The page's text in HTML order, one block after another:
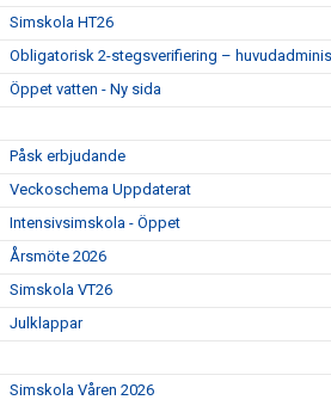
HJÄLP TILL I LJUNGBY SS
Simskola HT26
Obligatorisk 2-stegsverifiering –
Öppet vatten - Ny sida
Påsk erbjudande
Veckoschema Uppdaterat
Intensivsimskola - Öppet
Årsmöte 2026
Simskola VT26
Julklappar
Simskola Våren 2026